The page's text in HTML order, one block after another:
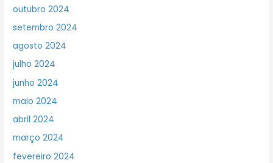
outubro 2024
setembro 2024
agosto 2024
julho 2024
junho 2024
maio 2024
abril 2024
março 2024
fevereiro 2024